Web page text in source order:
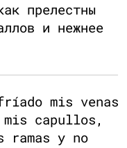
прелестны
и нежнее
mis venas
capullos,
ramas y no